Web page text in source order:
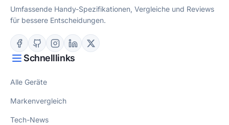
Umfassende Handy-Spezifikationen, Vergleiche und Reviews
für bessere Entscheidungen.
Schnelllinks
Alle Geräte
Markenvergleich
Tech-News